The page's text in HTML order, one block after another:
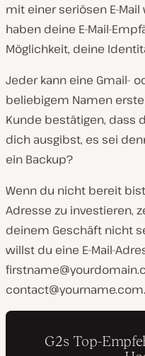
mit einer seriösen E-Mail
haben deine E-Mail-
Möglichkeit, deine
Jeder kann eine Gmail-
beliebigem Namen
Kunde bestätigen, dass
dich ausgibst, es sei
ein Backup?
Wenn du nicht bereit
Adresse zu investieren,
deinem Geschäft nicht
willst du eine E-Mail-
contact@yourname.com.